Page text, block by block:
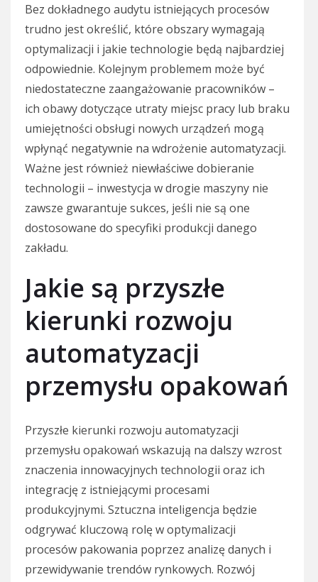
Bez dokładnego audytu istniejących procesów
trudno jest określić, które obszary wymagają
optymalizacji i jakie technologie będą najbardziej
odpowiednie. Kolejnym problemem może być
niedostateczne zaangażowanie pracowników –
ich obawy dotyczące utraty miejsc pracy lub braku
umiejętności obsługi nowych urządzeń mogą
wpłynąć negatywnie na wdrożenie automatyzacji.
Ważne jest również niewłaściwe dobieranie
technologii – inwestycja w drogie maszyny nie
zawsze gwarantuje sukces, jeśli nie są one
dostosowane do specyfiki produkcji danego
zakładu.
Jakie są przyszłe
kierunki rozwoju
automatyzacji
przemysłu opakowań
Przyszłe kierunki rozwoju automatyzacji
przemysłu opakowań wskazują na dalszy wzrost
znaczenia innowacyjnych technologii oraz ich
integrację z istniejącymi procesami
produkcyjnymi. Sztuczna inteligencja będzie
odgrywać kluczową rolę w optymalizacji
procesów pakowania poprzez analizę danych i
przewidywanie trendów rynkowych. Rozwój